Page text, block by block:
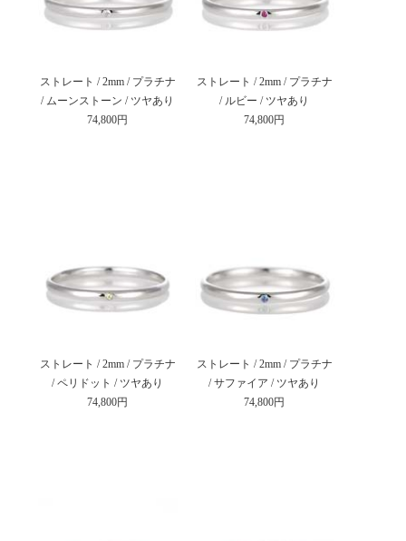
ストレート / 2mm / プラチナ
/ ムーンストーン / ツヤあり
74,800円
ストレート / 2mm / プラチナ
/ ルビー / ツヤあり
74,800円
ストレート / 2mm / プラチナ
/ ペリドット / ツヤあり
74,800円
ストレート / 2mm / プラチナ
/ サファイア / ツヤあり
74,800円